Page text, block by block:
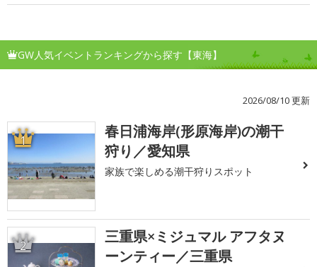
GW人気イベントランキングから探す【東海】
2026/08/10 更新
1
春日浦海岸(形原海岸)の潮干
狩り／愛知県
家族で楽しめる潮干狩りスポット
2
三重県×ミジュマル アフタヌ
ーンティー／三重県